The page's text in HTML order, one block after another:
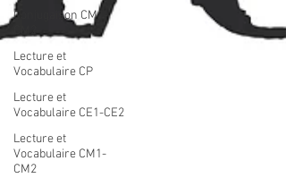
Conjugaison CM1-
Lecture et
Vocabulaire CP
Lecture et
Vocabulaire CE1-CE2
Lecture et
Vocabulaire CM1-
CM2